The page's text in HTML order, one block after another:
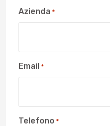
Azienda *
Email *
Telefono *